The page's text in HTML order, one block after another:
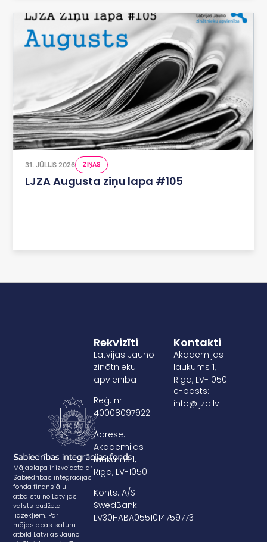
31. JŪLIJS 2026 ZIŅAS
LJZA Augusta ziņu lapa #105
Mājaslapa ir izveidota ar
Sabiedrības integrācijas
fonda finansiālu
atbalstu no Latvijas
valsts budžeta
līdzekļiem. Par
mājaslapas saturu
atbild Latvijas Jauno
Rekvizīti
Latvijas Jauno
zinātnieku
apvienība
Reģ. nr.
40008097922
Adrese:
Akadēmijas
laukums 1,
Rīga, LV-1050
Konts: A/S
SwedBank
LV30HABA0551014759773
Kontakti
Akadēmijas
laukums 1,
Rīga, LV-1050
e-pasts:
info@ljza.lv